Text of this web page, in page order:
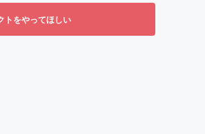
トをやってほしい